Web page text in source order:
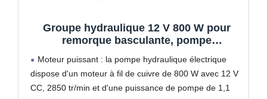
Groupe hydraulique 12 V 800 W pour
remorque basculante, pompe
avec télécommande de 4,5 m et réservoir
de 1,5 L pour bennes basculantes, ponts
élévateurs et
Moteur puissant : la pompe hydraulique électrique
dispose d'un moteur à fil de cuivre de 800 W avec 12 V
CC, 2850 tr/min et d'une puissance de pompe de 1,1